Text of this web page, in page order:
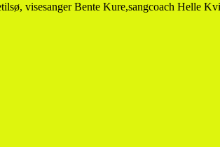
visesanger Bente Kure,sangcoach Helle